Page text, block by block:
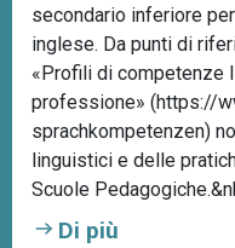
secondario inferiore
inglese. Da punti di
«Profili di competenze
professione» (https://
sprachkompetenzen)
linguistici e delle
Scuole
Di più